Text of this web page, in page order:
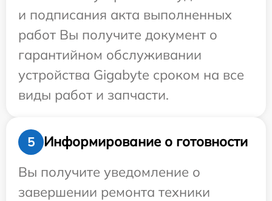
и подписания акта выполненных
работ Вы получите документ о
гарантийном обслуживании
устройства Gigabyte сроком на все
виды работ и запчасти.
5
Информирование о готовности
Вы получите уведомление о
завершении ремонта техники